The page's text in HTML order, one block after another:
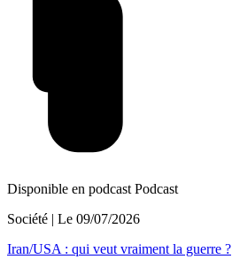
Disponible en podcast Podcast
Société | Le 09/07/2026
Iran/USA : qui veut vraiment la guerre ?